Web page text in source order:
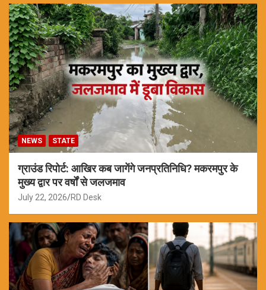
NEWS STATE
ग्राउंड रिपोर्ट: आखिर कब जागेंगे जनप्रतिनिधि? मकरमपुर के
मुख्य द्वार पर वर्षों से जलजमाव
July 22, 2026 RD Desk